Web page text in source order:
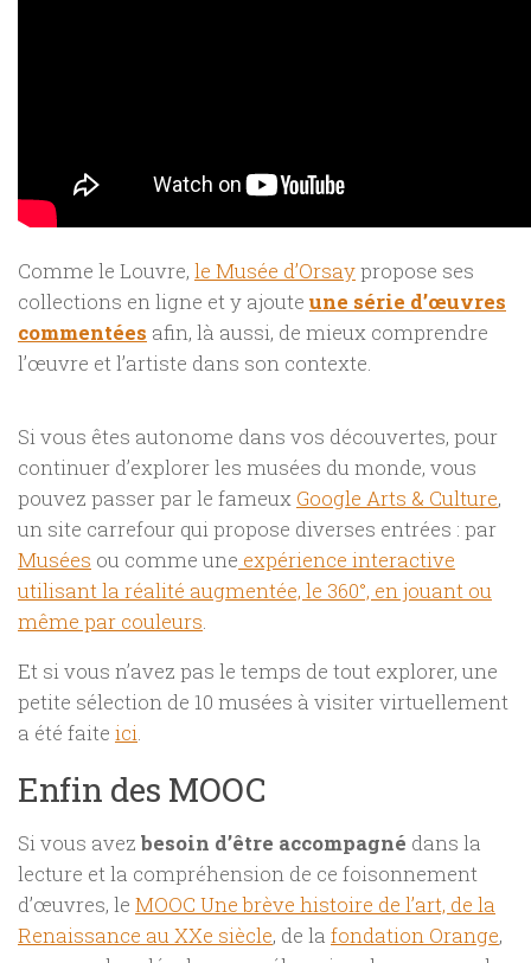
Comme le Louvre, le Musée d’Orsaypropose ses
collections en ligne et y ajoute une série d’œuvres
commentées afin, là aussi, de mieux comprendre
l’œuvre et l’artiste dans son contexte.
Si vous êtes autonome dans vos découvertes, pour
continuer d’explorer les musées du monde, vous
pouvez passer par le fameux Google Arts & Culture,
un site carrefour qui propose diverses entrées : par
Musées ou comme une expérience interactive
utilisant la réalité augmentée, le 360°, en jouant ou
même par couleurs
Et si vous n’avez pas le temps de tout explorer, une
petite sélection de 10 musées à visiter virtuellement
a été faite ici.
Enfin des MOOC
Si vous avez besoin d’être accompagné dans la
lecture et la compréhension de ce foisonnement
d’œuvres, le MOOC Une brève histoire de l’art, de la
Renaissance au XXe siècle, de la fondation Orange,